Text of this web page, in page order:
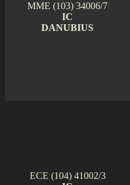
MME (103) 34006/7
IC
DANUBIUS
ECE (104) 41002/3